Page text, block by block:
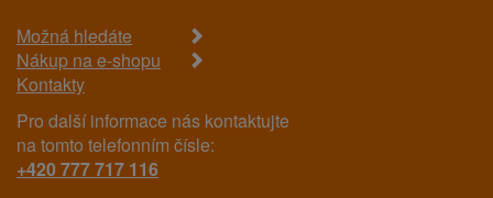
Možná hledáte
Nákup na e-shopu
Kontakty
Pro další informace nás kontaktujte
na tomto telefonním čísle:
+420 777 717 116